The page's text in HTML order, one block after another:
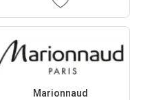
Marionnaud